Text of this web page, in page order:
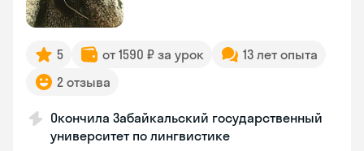
5 от 1590 ₽ за урок
13 лет опыта
2 отзыва
Окончила Забайкальский государственный
университет по лингвистике